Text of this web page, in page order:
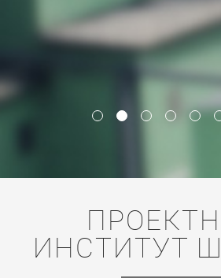
ИНСТИТУТ